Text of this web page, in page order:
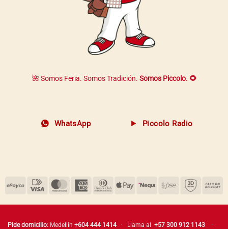
🌺 Somos Feria. Somos Tradición. Somos Piccolo. 🌻
WhatsApp Piccolo Radio
Pide domicilio: Medellín +604 444 1414 · Llama al +57 300 912 1143
·